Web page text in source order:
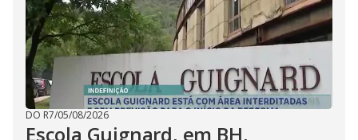
DO R7/05/08/2026
Escola Guignard, em BH,